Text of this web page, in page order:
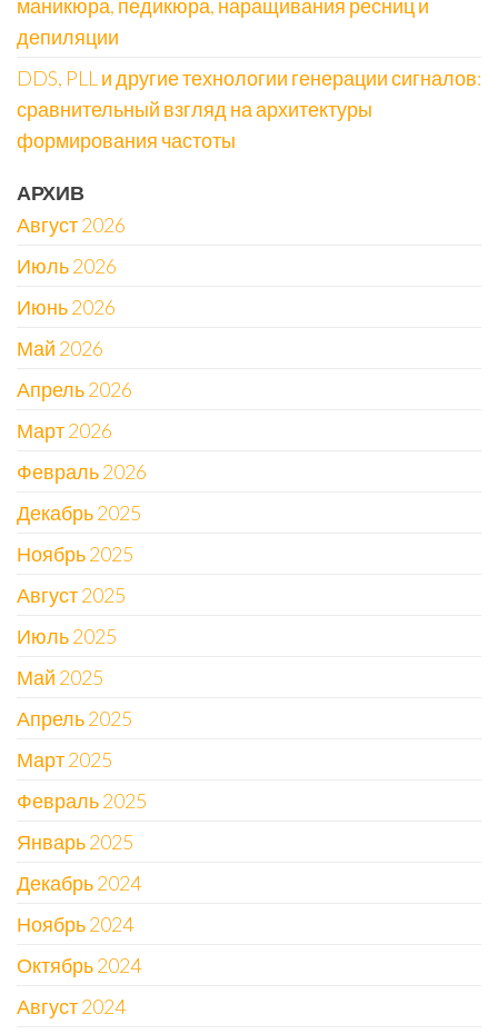
маникюра, педикюра, наращивания ресниц и
депиляции
DDS, PLL и другие технологии генерации сигналов:
сравнительный взгляд на архитектуры
формирования частоты
АРХИВ
Август 2026
Июль 2026
Июнь 2026
Май 2026
Апрель 2026
Март 2026
Февраль 2026
Декабрь 2025
Ноябрь 2025
Август 2025
Июль 2025
Май 2025
Апрель 2025
Март 2025
Февраль 2025
Январь 2025
Декабрь 2024
Ноябрь 2024
Октябрь 2024
Август 2024